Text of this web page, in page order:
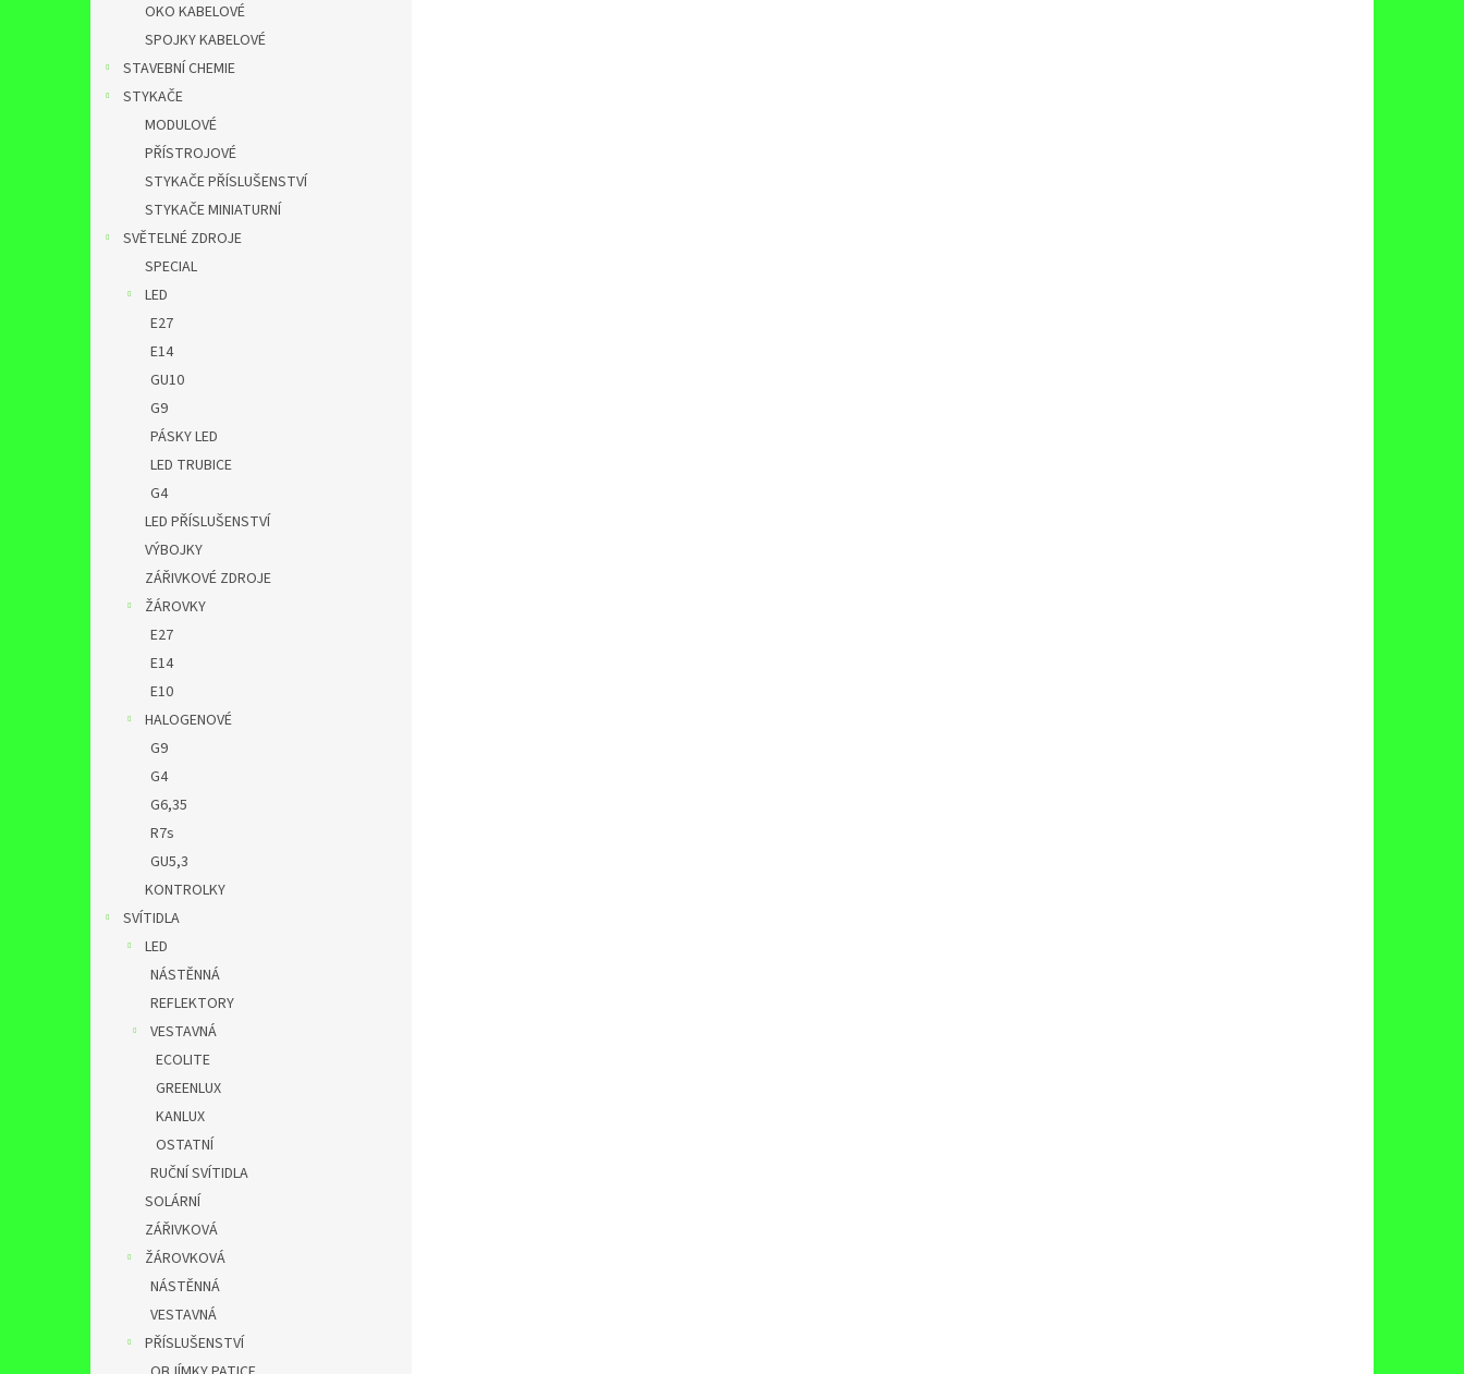
OKO KABELOVÉ
SPOJKY KABELOVÉ
STAVEBNÍ CHEMIE
STYKAČE
MODULOVÉ
PŘÍSTROJOVÉ
STYKAČE PŘÍSLUŠENSTVÍ
STYKAČE MINIATURNÍ
SVĚTELNÉ ZDROJE
SPECIAL
LED
E27
E14
GU10
G9
PÁSKY LED
LED TRUBICE
G4
LED PŘÍSLUŠENSTVÍ
VÝBOJKY
ZÁŘIVKOVÉ ZDROJE
ŽÁROVKY
E27
E14
E10
HALOGENOVÉ
G9
G4
G6,35
R7s
GU5,3
KONTROLKY
SVÍTIDLA
LED
NÁSTĚNNÁ
REFLEKTORY
VESTAVNÁ
ECOLITE
GREENLUX
KANLUX
OSTATNÍ
RUČNÍ SVÍTIDLA
SOLÁRNÍ
ZÁŘIVKOVÁ
ŽÁROVKOVÁ
NÁSTĚNNÁ
VESTAVNÁ
PŘÍSLUŠENSTVÍ